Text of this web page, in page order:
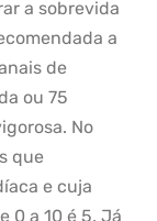
a sobrevida
a
de
ou 75
No
que
e cuja
0 a 10 é 5. Já